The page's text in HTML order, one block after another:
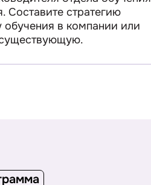
Составите стратегию
обучения в компании или